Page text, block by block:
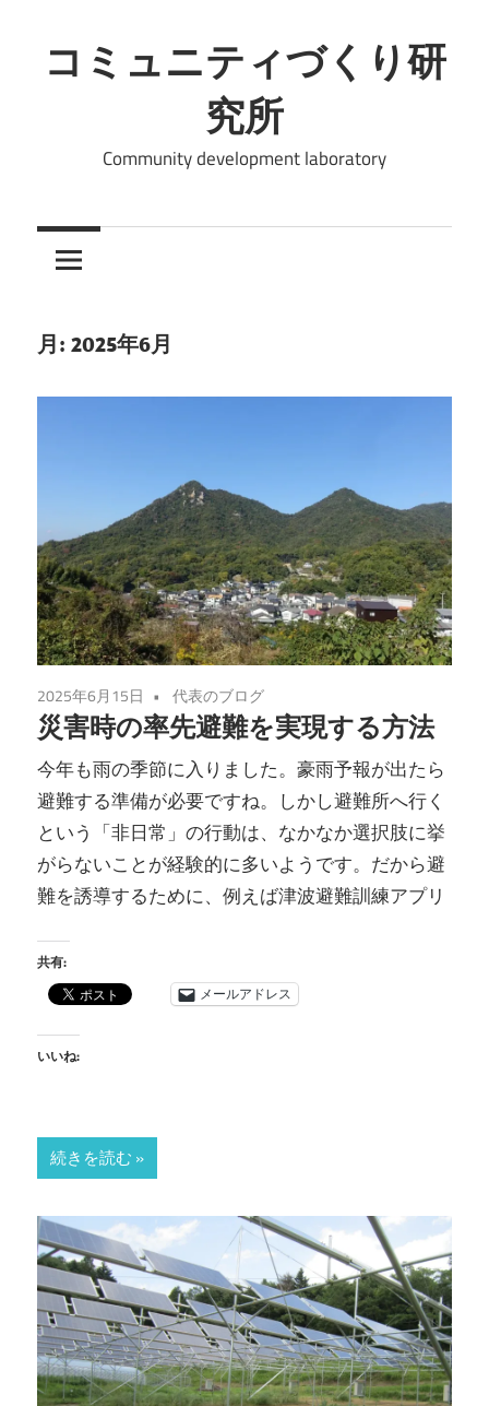
ン
テ
キ
コミュニティづくり研
究所
Community development laboratory
月: 2025年6月
2025年6月15日 代表のブログ
災害時の率先避難を実現する方法
今年も雨の季節に入りました。豪雨予報が出たら
避難する準備が必要ですね。しかし避難所へ行く
という「非日常」の行動は、なかなか選択肢に挙
がらないことが経験的に多いようです。だから避
難を誘導するために、例えば津波避難訓練アプリ
共有:
メールアドレス
いいね:
続きを読む